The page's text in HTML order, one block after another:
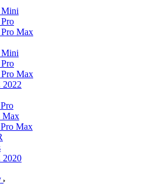
Mini
Max
Mini
Max
2022
Max
Max
2020